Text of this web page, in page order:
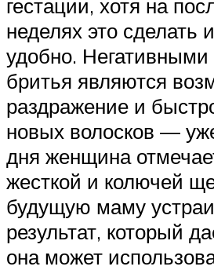
гестации, хотя на
неделях это сделать
удобно.
бритья являются
раздражение и
новых волосков —
дня женщина
жесткой и колючей
будущую маму
результат, который
она может